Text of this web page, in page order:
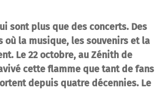
sont plus que des concerts. Des
où la musique, les souvenirs et la
Le 22 octobre, au Zénith de
cette flamme que tant de fans
depuis quatre décennies. Le